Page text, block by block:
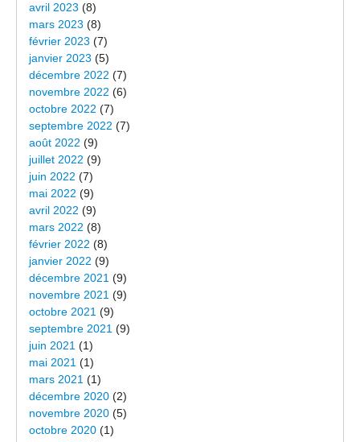
avril 2023 (8)
mars 2023 (8)
février 2023 (7)
janvier 2023 (5)
décembre 2022 (7)
novembre 2022 (6)
octobre 2022 (7)
septembre 2022 (7)
août 2022 (9)
juillet 2022 (9)
juin 2022 (7)
mai 2022 (9)
avril 2022 (9)
mars 2022 (8)
février 2022 (8)
janvier 2022 (9)
décembre 2021 (9)
novembre 2021 (9)
octobre 2021 (9)
septembre 2021 (9)
juin 2021 (1)
mai 2021 (1)
mars 2021 (1)
décembre 2020 (2)
novembre 2020 (5)
octobre 2020 (1)